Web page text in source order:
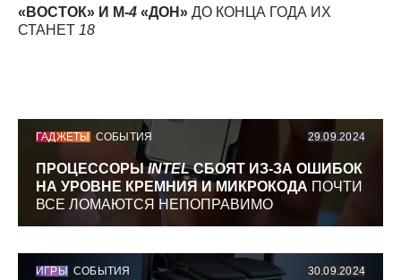
«ВОСТОК» И М-4 «ДОН» ДО КОНЦА ГОДА ИХ
СТАНЕТ 18
ГАДЖЕТЫ СОБЫТИЯ 29.09.2024
ПРОЦЕССОРЫINTELСБОЯТ ИЗ-ЗА ОШИБОК
НА УРОВНЕ КРЕМНИЯ И МИКРОКОДА ПОЧТИ
ВСЕ ЛОМАЮТСЯ НЕПОПРАВИМО
ИГРЫ СОБЫТИЯ 30.09.2024